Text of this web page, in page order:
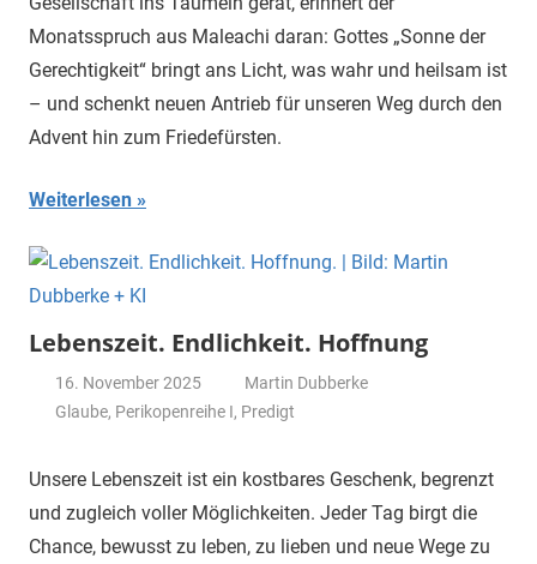
Monatsspruch aus Maleachi daran: Gottes „Sonne der
Gerechtigkeit“ bringt ans Licht, was wahr und heilsam ist
– und schenkt neuen Antrieb für unseren Weg durch den
Advent hin zum Friedefürsten.
Weiterlesen
Lebenszeit. Endlichkeit. Hoffnung
16. November 2025
Martin Dubberke
Glaube, Perikopenreihe I, Predigt
Unsere Lebenszeit ist ein kostbares Geschenk, begrenzt
und zugleich voller Möglichkeiten. Jeder Tag birgt die
Chance, bewusst zu leben, zu lieben und neue Wege zu